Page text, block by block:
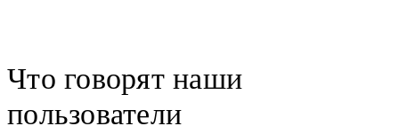
Что говорят наши
пользователи